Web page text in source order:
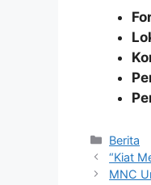
Kategori
Berita
“Kiat
MNC